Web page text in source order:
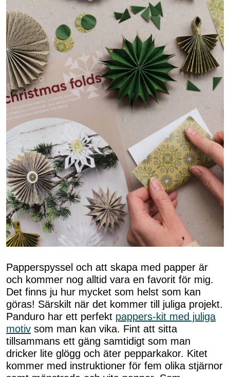
Papperspyssel och att skapa med papper är
och kommer nog alltid vara en favorit för mig.
Det finns ju hur mycket som helst som kan
göras! Särskilt när det kommer till juliga projekt.
Panduro har ett perfekt pappers-kit med juliga
motiv som man kan vika. Fint att sitta
tillsammans ett gäng samtidigt som man
dricker lite glögg och äter pepparkakor. Kitet
kommer med instruktioner för fem olika stjärnor